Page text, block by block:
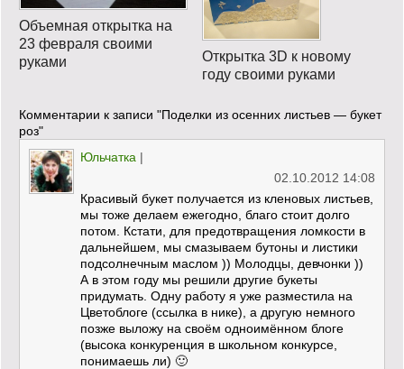
Объемная открытка на
23 февраля своими
руками
Открытка 3D к новому
году своими руками
Комментарии к записи "Поделки из осенних листьев — букет
роз"
Юльчатка |
02.10.2012 14:08
Красивый букет получается из кленовых листьев,
мы тоже делаем ежегодно, благо стоит долго
потом. Кстати, для предотвращения ломкости в
дальнейшем, мы смазываем бутоны и листики
подсолнечным маслом )) Молодцы, девчонки ))
А в этом году мы решили другие букеты
придумать. Одну работу я уже разместила на
Цветоблоге (ссылка в нике), а другую немного
позже выложу на своём одноимённом блоге
(высока конкуренция в школьном конкурсе,
понимаешь ли) 🙂